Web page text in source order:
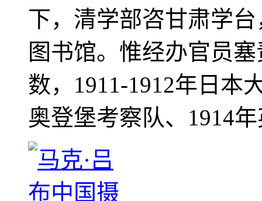
下，清学部咨甘肃学
图书馆。惟经办官员
数，1911-1912年日本
奥登堡考察队、1914